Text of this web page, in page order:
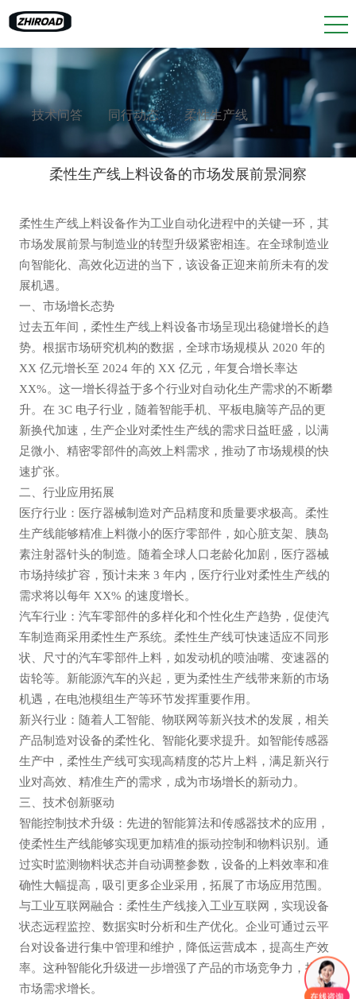
技术问答 同行动态 柔性生产线
柔性生产线上料设备的市场发展前景洞察
柔性生产线上料设备作为工业自动化进程中的关键一环，其
市场发展前景与制造业的转型升级紧密相连。在全球制造业
向智能化、高效化迈进的当下，该设备正迎来前所未有的发
展机遇。
一、市场增长态势
过去五年间，柔性生产线上料设备市场呈现出稳健增长的趋
势。根据市场研究机构的数据，全球市场规模从 2020 年的
XX 亿元增长至 2024 年的 XX 亿元，年复合增长率达
XX%。这一增长得益于多个行业对自动化生产需求的不断攀
升。在 3C 电子行业，随着智能手机、平板电脑等产品的更
新换代加速，生产企业对柔性生产线的需求日益旺盛，以满
足微小、精密零部件的高效上料需求，推动了市场规模的快
速扩张。
二、行业应用拓展
医疗行业：医疗器械制造对产品精度和质量要求极高。柔性
生产线能够精准上料微小的医疗零部件，如心脏支架、胰岛
素注射器针头的制造。随着全球人口老龄化加剧，医疗器械
市场持续扩容，预计未来 3 年内，医疗行业对柔性生产线的
需求将以每年 XX% 的速度增长。
汽车行业：汽车零部件的多样化和个性化生产趋势，促使汽
车制造商采用柔性生产系统。柔性生产线可快速适应不同形
状、尺寸的汽车零部件上料，如发动机的喷油嘴、变速器的
齿轮等。新能源汽车的兴起，更为柔性生产线带来新的市场
机遇，在电池模组生产等环节发挥重要作用。
新兴行业：随着人工智能、物联网等新兴技术的发展，相关
产品制造对设备的柔性化、智能化要求提升。如智能传感器
生产中，柔性生产线可实现高精度的芯片上料，满足新兴行
业对高效、精准生产的需求，成为市场增长的新动力。
三、技术创新驱动
智能控制技术升级：先进的智能算法和传感器技术的应用，
使柔性生产线能够实现更加精准的振动控制和物料识别。通
过实时监测物料状态并自动调整参数，设备的上料效率和准
确性大幅提高，吸引更多企业采用，拓展了市场应用范围。
与工业互联网融合：柔性生产线接入工业互联网，实现设备
状态远程监控、数据实时分析和生产优化。企业可通过云平
台对设备进行集中管理和维护，降低运营成本，提高生产效
率。这种智能化升级进一步增强了产品的市场竞争力，推动
市场需求增长。